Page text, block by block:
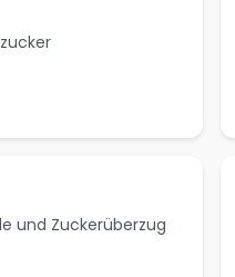
und Zuckerüberzug